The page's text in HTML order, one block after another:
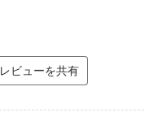
レビューを共有